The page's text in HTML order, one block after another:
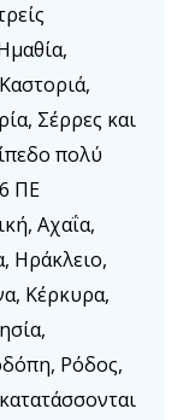
Σέρρες και
πολύ
ΠΕ
Αχαΐα,
Ηράκλειο,
Κέρκυρα,
Ρόδος,